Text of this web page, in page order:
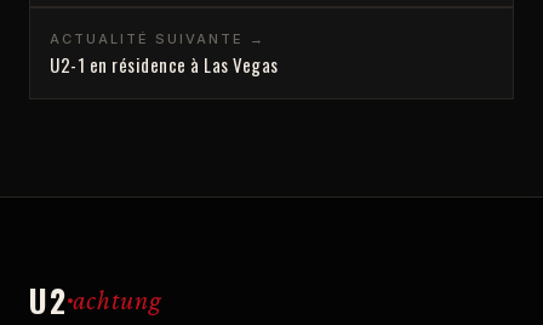
ACTUALITÉ SUIVANTE →
U2-1 en résidence à Las Vegas
U2 achtung